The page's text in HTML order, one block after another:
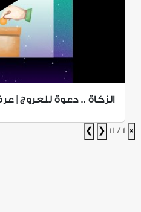
الزكاة .. دعوة للعروج |
×
1 / 11
❮
❯